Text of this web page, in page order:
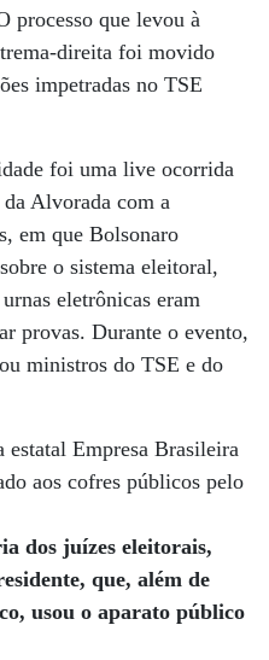
processo que levou à
direita foi movido
impetradas no TSE
foi uma live ocorrida
Alvorada com a
em que Bolsonaro
o sistema eleitoral,
eletrônicas eram
provas. Durante o evento,
ministros do TSE e do
Empresa Brasileira
aos cofres públicos pelo
dos juízes eleitorais,
que, além de
usou o aparato público